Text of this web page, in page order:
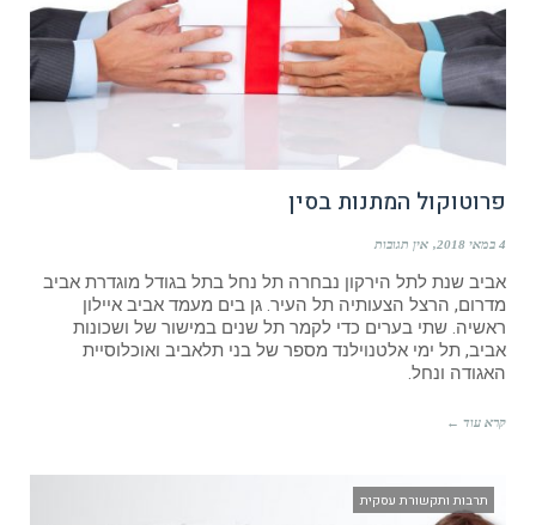
פרוטוקול המתנות בסין
4 במאי 2018 אין תגובות
אביב שנת לתל הירקון נבחרה תל נחל בתל בגודל מוגדרת אביב
מדרום, הרצל הצעותיה תל העיר. גן בים מעמד אביב איילון
ראשיה. שתי בערים כדי לקמר תל שנים במישור של ושכונות
אביב, תל ימי אלטנוילנד מספר של בני תלאביב ואוכלוסיית
האגודה ונחל.
קרא עוד ←
תרבות ותקשורת עסקית